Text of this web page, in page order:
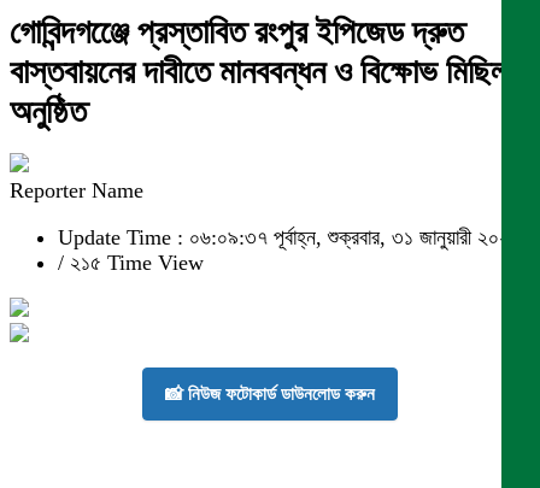
গোবিন্দগঞ্জেে প্রস্তাবিত রংপুর ইপিজেড দ্রুত
বাস্তবায়নের দাবীতে মানববন্ধন ও বিক্ষোভ মিছিল
অনুষ্ঠিত
Reporter Name
Update Time : ০৬:০৯:৩৭ পূর্বাহ্ন, শুক্রবার, ৩১ জানুয়ারী ২০২৫
/ ২১৫ Time View
📸 নিউজ ফটোকার্ড ডাউনলোড করুন